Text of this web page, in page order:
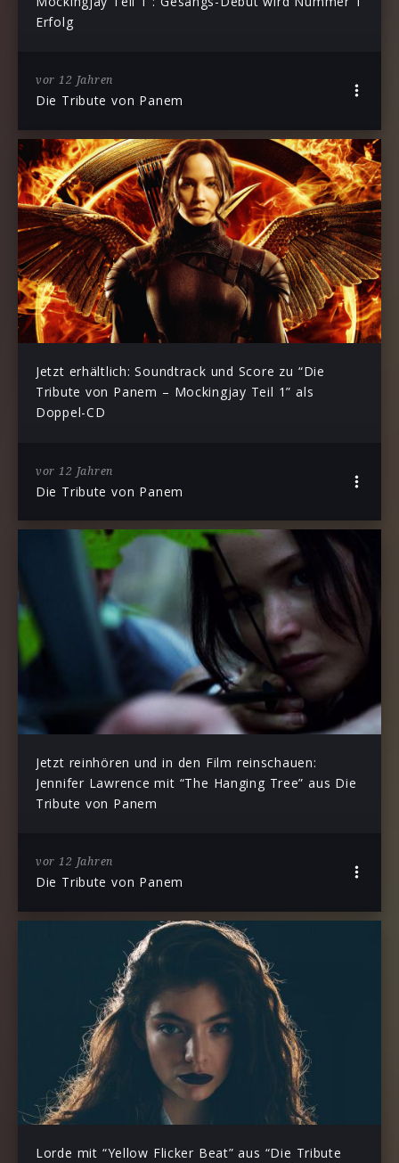
Erfolg
vor 12 Jahren
Die Tribute von Panem
Jetzt erhältlich: Soundtrack und Score zu “Die
Tribute von Panem – Mockingjay Teil 1” als
Doppel-CD
vor 12 Jahren
Die Tribute von Panem
Jetzt reinhören und in den Film reinschauen:
Jennifer Lawrence mit “The Hanging Tree” aus Die
Tribute von Panem
vor 12 Jahren
Die Tribute von Panem
Lorde mit “Yellow Flicker Beat” aus “Die Tribute